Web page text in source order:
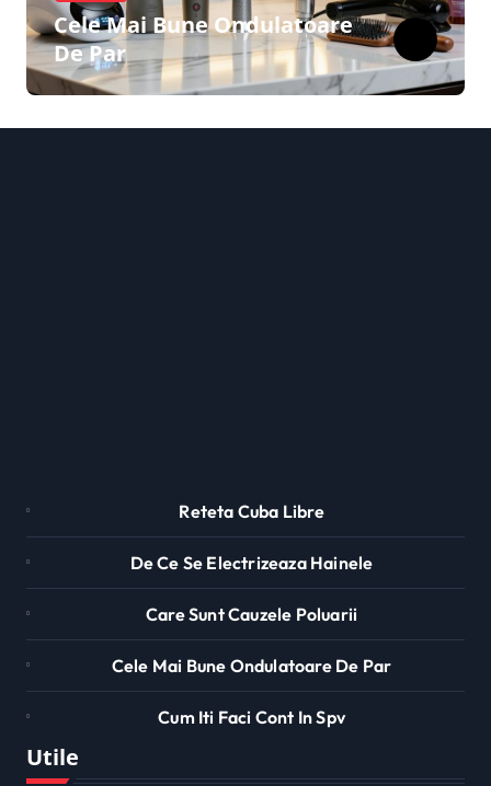
Cele Mai Bune Ondulatoare
De Par
Reteta Cuba Libre
De Ce Se Electrizeaza Hainele
Care Sunt Cauzele Poluarii
Cele Mai Bune Ondulatoare De Par
Cum Iti Faci Cont In Spv
Utile